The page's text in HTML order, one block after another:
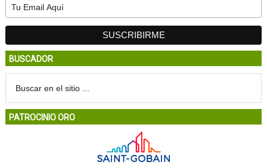
BUSCADOR
PATROCINIO ORO